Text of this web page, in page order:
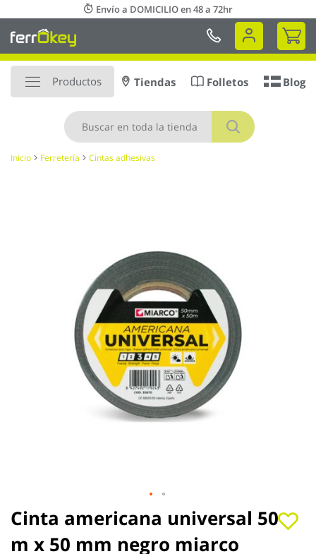
al
contenido
Envío a DOMICILIO en 48 a 72hr
Mi
Productos
Buscar
Tiendas Folletos Blog
Inicio Ferretería Cintas adhesivas
Cinta americana universal 50
m x 50 mm negro miarco
Saltar
al
comienzo